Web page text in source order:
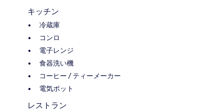
キッチン
冷蔵庫
コンロ
電子レンジ
食器洗い機
コーヒー / ティーメーカー
電気ポット
レストラン